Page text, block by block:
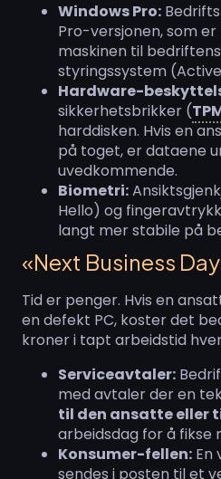
Windows Pro:
Pro-versjonen, som
maskinen til
styringssystem
Hardware-
sikkerhetsbrikker (
harddisken. Hvis en
på toget, er dataene
uvedkommende.
Biometri:
Hello) og
langt mer stabile på
«Next Business
Tid er penger. Hvis en
en defekt PC, koster det
kroner i tapt arbeidstid
Serviceavtaler:
med avtaler der en
til den ansatte eller
arbeidsdag for å fikse
Konsumer-fellen: En
sendes i posten til et